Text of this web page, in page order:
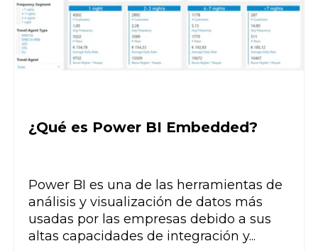
¿Qué es Power BI Embedded?
Power BI es una de las herramientas de
análisis y visualización de datos más
usadas por las empresas debido a sus
altas capacidades de integración y...